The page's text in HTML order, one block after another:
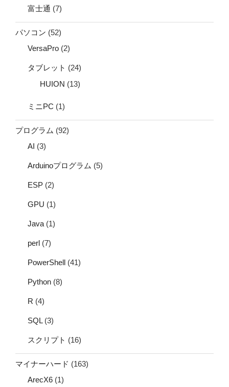
富士通 (7)
パソコン (52)
VersaPro (2)
タブレット (24)
HUION (13)
ミニPC (1)
プログラム (92)
AI (3)
Arduinoプログラム (5)
ESP (2)
GPU (1)
Java (1)
perl (7)
PowerShell (41)
Python (8)
R (4)
SQL(3)
スクリプト (16)
マイナーハード (163)
ArecX6 (1)